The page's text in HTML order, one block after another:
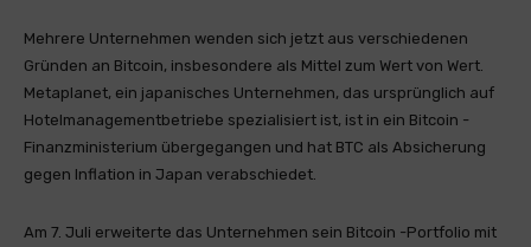
Mehrere Unternehmen wenden sich jetzt aus verschiedenen
Gründen an Bitcoin, insbesondere als Mittel zum Wert von Wert.
Metaplanet, ein japanisches Unternehmen, das ursprünglich auf
Hotelmanagementbetriebe spezialisiert ist, ist in ein Bitcoin -
Finanzministerium übergegangen und hat BTC als Absicherung
gegen Inflation in Japan verabschiedet.
Am 7. Juli erweiterte das Unternehmen sein Bitcoin -Portfolio mit